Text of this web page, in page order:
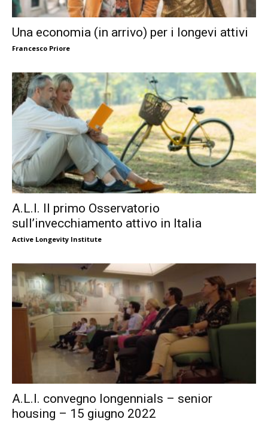
Una economia (in arrivo) per i longevi attivi
Francesco Priore
A.L.I. Il primo Osservatorio
sull’invecchiamento attivo in Italia
Active Longevity Institute
A.L.I. convegno longennials – senior
housing – 15 giugno 2022